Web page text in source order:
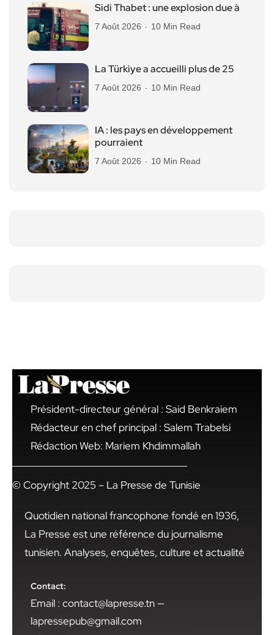
Sidi Thabet : une explosion due à
7 Août 2026 10 Min Read
La Türkiye a accueilli plus de 25
7 Août 2026 10 Min Read
IA : les pays en développement
pourraient
7 Août 2026 10 Min Read
Président-directeur général : Said Benkraiem
Rédacteur en chef principal : Salem Trabelsi
Rédaction Web: Mariem Khdimmallah
© Copyright 2025 – La Presse de Tunisie
Quotidien national francophone fondé en 1936,
La Presse est une référence du journalisme
tunisien. Analyses, enquêtes, culture et actualité
Contact:
Email : contact@lapresse.tn —
lapressepub@gmail.com